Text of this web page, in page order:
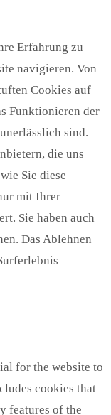
Erfahrung zu
navigieren. Von
Cookies auf
Funktionieren der
sind.
die uns
Sie diese
mit Ihrer
Sie haben auch
Das Ablehnen
for the website to
cookies that
features of the